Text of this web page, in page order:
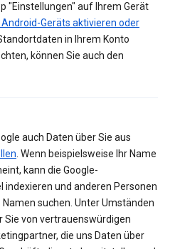
"Einstellungen" auf Ihrem Gerät
Geräts aktivieren oder
in Ihrem Konto
können Sie auch den
auch Daten über Sie aus
. Wenn beispielsweise Ihr Name
kann die Google-
indexieren und anderen Personen
suchen. Unter Umständen
Sie von vertrauenswürdigen
die uns Daten über